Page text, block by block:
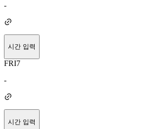
-
시간 입력
FRI7
-
시간 입력